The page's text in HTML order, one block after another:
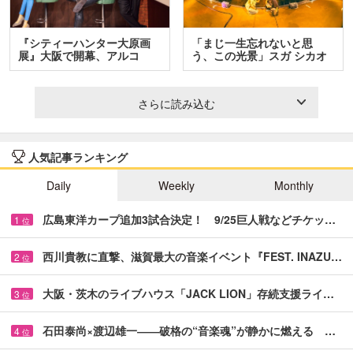
『シティーハンター大原画
展』大阪で開幕、アルコ
＆…
「まじ一生忘れないと思
う、この光景」スガ シカオ
と…
さらに読み込む
人気記事ランキング
Daily
Weekly Monthly
1 位 広島東洋カープ追加3試合決定！ 9/25巨人戦などチケッ…
2 位 西川貴教に直撃、滋賀最大の音楽イベント『FEST. INAZU…
3 位 大阪・茨木のライブハウス「JACK LION」存続支援ライ…
4 位 石田泰尚×渡辺雄一――破格の“音楽魂”が静かに燃える …